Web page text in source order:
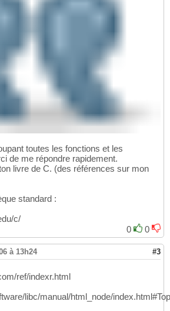
toutes les fonctions et les
de me répondre rapidement.
livre de C. (des références sur mon
standard :
c/
0
0
à 13h24 #3
ref/indexr.html
libc/manual/html_node/index.html#Top